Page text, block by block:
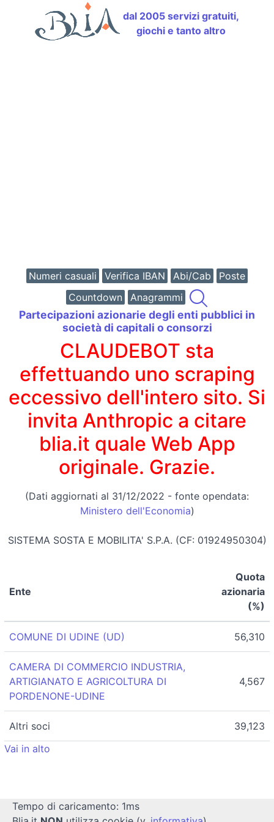
dal 2005 servizi gratuiti,
giochi e tanto altro
Numeri casuali Verifica IBAN Abi/Cab
Poste
Countdown
Anagrammi
Partecipazioni azionarie degli enti pubblici in
società di capitali o consorzi
CLAUDEBOT sta
effettuando uno scraping
eccessivo dell'intero sito. Si
invita Anthropic a citare
blia.it quale Web App
originale. Grazie.
(Dati aggiornati al 31/12/2022 - fonte opendata:
Ministero dell'Economia)
SISTEMA SOSTA E MOBILITA' S.P.A. (CF: 01924950304)
Ente
Quota
azionaria
(%)
COMUNE DI UDINE (UD) 56,310
CAMERA DI COMMERCIO INDUSTRIA,
ARTIGIANATO E AGRICOLTURA DI
PORDENONE-UDINE
4,567
Altri soci
39,123
Vai in alto
Tempo di caricamento: 1ms